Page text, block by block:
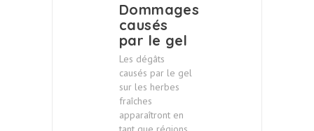
Dommages
causés
par le gel
Les dégâts
causés par le gel
sur les herbes
fraîches
apparaîtront en